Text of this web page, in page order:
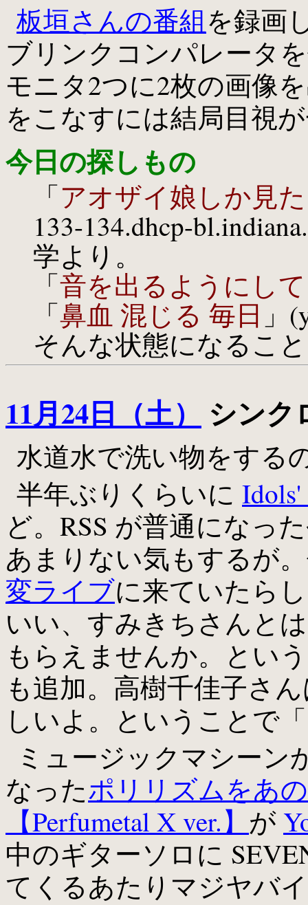
板垣さんの番組を録画
ブリンクコンパレータ
モニタ2つに2枚の画像
をこなすには結局目視
今日の探しもの
「アオザイ娘しか見
133-134.dhcp-
学より。
「音を出るようにし
「鼻血 混じる 毎日 」
そんな状態になるこ
11月24日（土） シンク
水道水で洗い物をする
半年ぶりくらいに
ど。RSS が普通になっ
あまりない気もするが
変ライブに来ていたら
いい、すみきちさんと
もらえませんか。とい
も追加。高樹千佳子さ
しいよ。ということで
ミュージックマシーン
なったポリリズムをあ
【Perfumetal X ver.】 が
中のギターソロに
てくるあたりマジヤバ